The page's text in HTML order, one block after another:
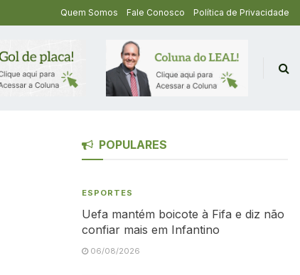
Quem Somos Fale Conosco Política de Privacidade
POPULARES
ESPORTES
Uefa mantém boicote à Fifa e diz não
confiar mais em Infantino
06/08/2026